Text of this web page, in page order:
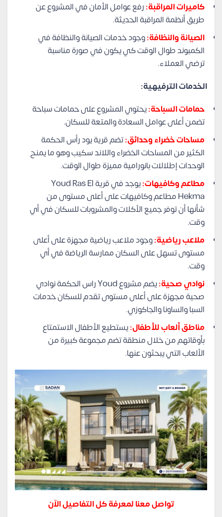
كاميرات المراقبة:رفع عوامل الأمان في المشروع عن
طريق أنظمة المراقبة الحديثة.
الصيانة والنظافة:وجود خدمات الصيانة والنظافة في
الكمبوند طوال الوقت كي يكون في صورة مناسبة
ترضي العملاء.
الخدمات الترفيهية:
حمامات السباحة:يحتوي المشروع على حمامات سباحة
تضمن أعلى عوامل السعادة والمتعة للسكان.
مساحات خضراء وحدائق:تضم قرية يود رأس الحكمة
الكثير من المساحات الخضراء واللاند سكيب وهو ما يمنح
الوحدات إطلالات بانورامية مميزة طوال الوقت.
مطاعم وكافيهات:
يوجد في قرية Youd Ras El
Hekma مطاعم وكافيهات على أعلى مستوى من
شأنها أن توفر جميع الأكلات والمشروبات للسكان في أي
وقت.
ملاعب رياضية:وجود ملاعب رياضية مجهزة على أعلى
مستوى تسهل على السكان ممارسة الرياضة في أي
وقت.
نوادي صحية:
يضم مشروع Youd راس الحكمة نوادي
صحية مجهزة على أعلى مستوى تقدم للسكان خدمات
السبا والساونا والجاكوزي.
مناطق ألعاب للأطفال:يستطيع الأطفال الاستمتاع
بأوقاتهم من خلال منطقة تضم مجموعة كبيرة من
الألعاب التي يبحثون عنها.
تواصل معنا لمعرفة كل التفاصيل الآن